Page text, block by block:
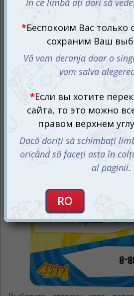
знакомыми образами, поэтому
юмор, скорость и живое
партию яркой.
Три раунда — три